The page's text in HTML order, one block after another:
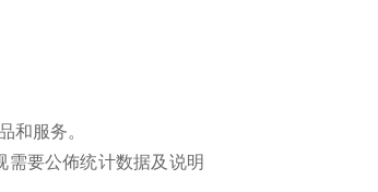
服务。
要公佈统计数据及说明